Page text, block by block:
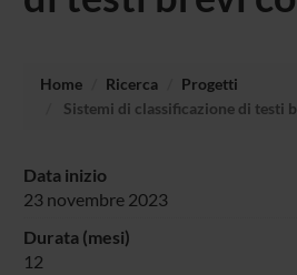
Home Ricerca
Progetti
Sistemi di classificazione di testi
Data inizio
23 novembre 2023
Durata (mesi)
12